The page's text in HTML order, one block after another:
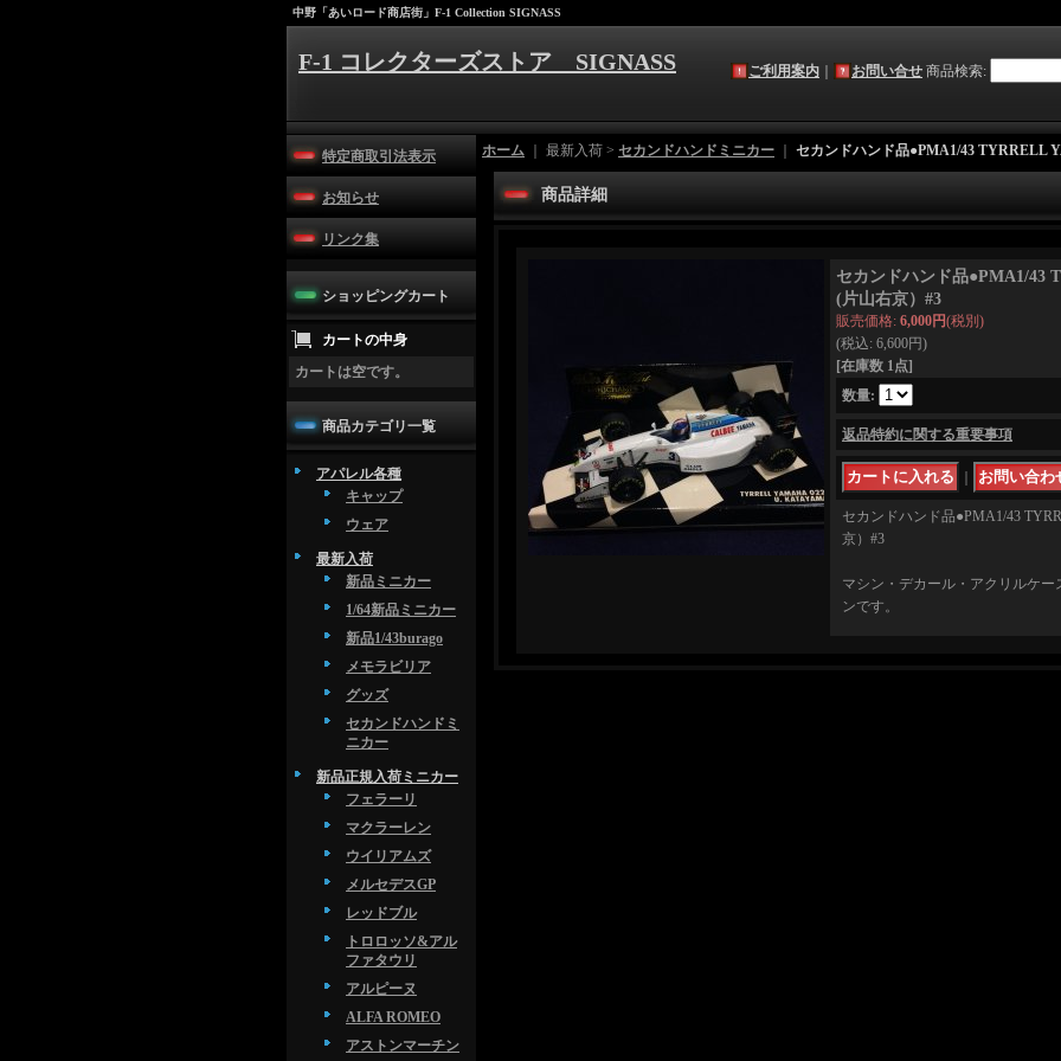
中野「あいロード商店街」F-1 Collection SIGNASS
F-1 コレクターズストア SIGNASS ご利用案内 お問い合せ 商品検索:
特定商取引法表示
お知らせ
リンク集
ショッピングカート
カートの中身
カートは空です。
商品カテゴリ一覧
アパレル各種
キャップ
ウェア
最新入荷
新品ミニカー
1/64新品ミニカー
新品1/43burago
メモラビリア
グッズ
セカンドハンドミ
ニカー
新品正規入荷ミニカー
フェラーリ
マクラーレン
ウイリアムズ
メルセデスGP
レッドブル
トロロッソ&アル
ファタウリ
アルピーヌ
ALFA ROMEO
アストンマーチン
ホーム ｜ 最新入荷 > セカンドハンドミニカー セカンドハンド品●PMA1/43 TYRRELL
商品詳細
セカンドハンド品●PMA1/43
(片山右京）#3
販売価格: 6,000円(税別)
(税込: 6,600円)
[在庫数 1点]
数量:
返品特約に関する重要事項
セカンドハンド品●PMA1/43
京）#3
マシン・デカール・アクリルケー
ンです。